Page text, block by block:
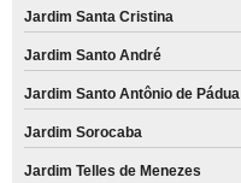
Jardim Santa Cristina
Jardim Santo André
Jardim Santo Antônio de Pádua
Jardim Sorocaba
Jardim Telles de Menezes